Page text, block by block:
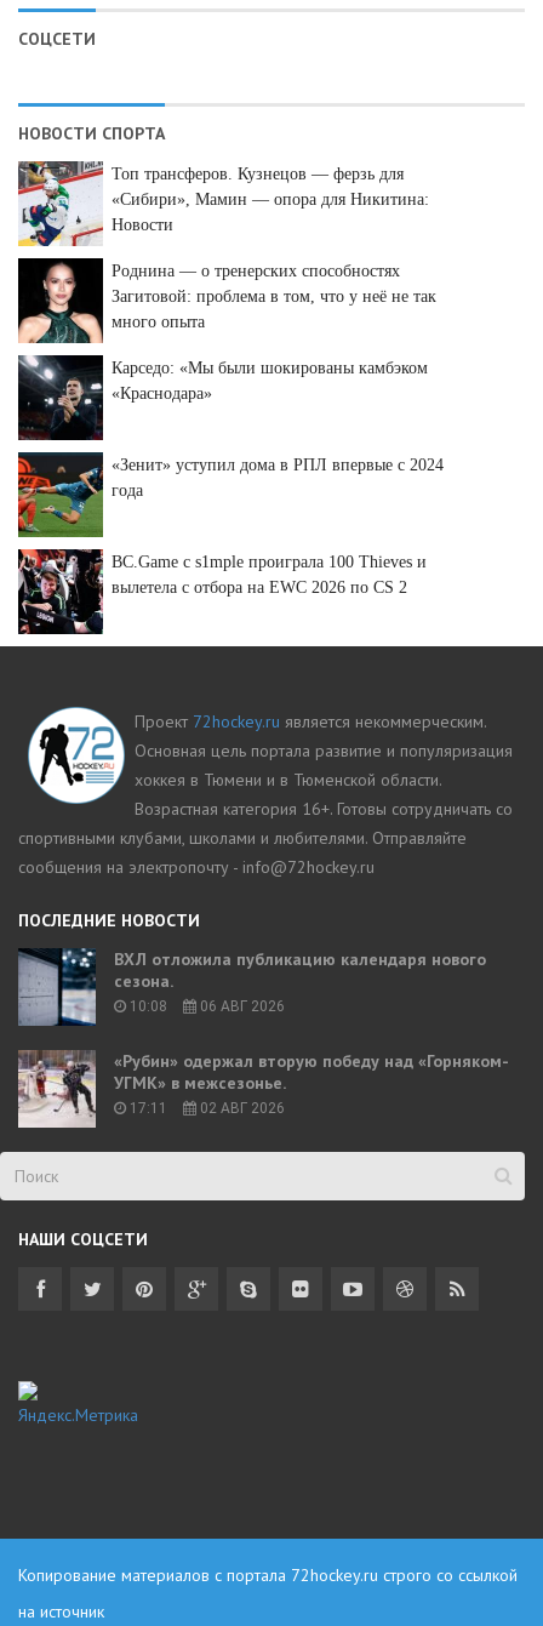
СОЦСЕТИ
НОВОСТИ СПОРТА
Топ трансферов. Кузнецов — ферзь для
«Сибири», Мамин — опора для Никитина:
Новости
Роднина — о тренерских способностях
Загитовой: проблема в том, что у неё не так
много опыта
Карседо: «Мы были шокированы камбэком
«Краснодара»
«Зенит» уступил дома в РПЛ впервые с 2024
года
BC.Game с s1mple проиграла 100 Thieves и
вылетела с отбора на EWC 2026 по CS 2
Проект 72hockey.ru является некоммерческим.
Основная цель портала развитие и популяризация
хоккея в Тюмени и в Тюменской области.
Возрастная категория 16+. Готовы сотрудничать со
спортивными клубами, школами и любителями. Отправляйте
сообщения на электропочту - info@72hockey.ru
ПОСЛЕДНИЕ НОВОСТИ
ВХЛ отложила публикацию календаря нового
сезона.
10:08 06 АВГ 2026
«Рубин» одержал вторую победу над «Горняком-
УГМК» в межсезонье.
17:11 02 АВГ 2026
НАШИ СОЦСЕТИ
Копирование материалов с портала 72hockey.ru строго со ссылкой
на источник